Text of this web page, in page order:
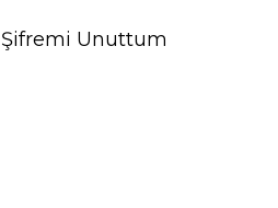
Şifremi Unuttum